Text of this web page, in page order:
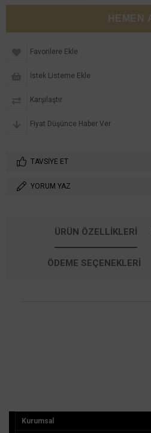
Favorilere Ekle
İstek Listeme Ekle
Karşılaştır
Fiyat Düşünce Haber Ver
TAVSIYE ET
YORUM YAZ
ÜRÜN ÖZELLIKLERI
ÖDEME SEÇENEKLERI
Kurumsal